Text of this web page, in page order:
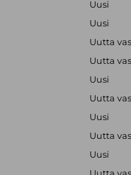
Uusi
Uusi
Uutta
Uutta
Uusi
Uutta
Uusi
Uutta
Uusi